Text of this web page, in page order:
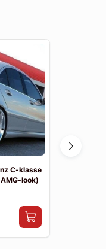
C-klasse
look)